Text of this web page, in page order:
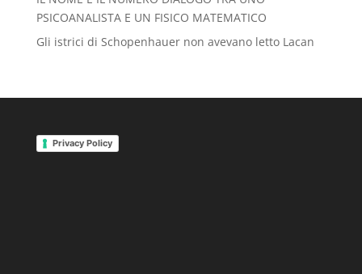
PSICOANALISTA E UN FISICO MATEMATICO
Gli istrici di Schopenhauer non avevano letto Lacan
Privacy Policy